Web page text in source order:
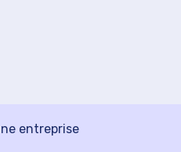
entreprise